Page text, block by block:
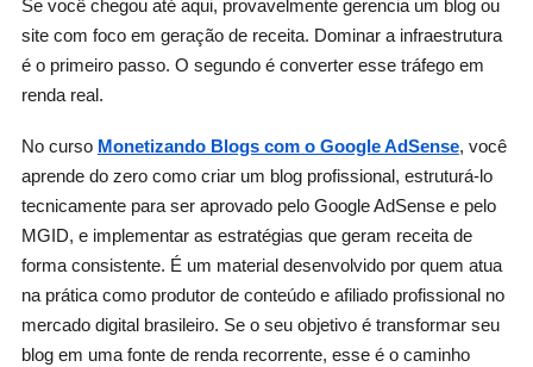
Se você chegou até aqui, provavelmente gerencia um blog ou
site com foco em geração de receita. Dominar a infraestrutura
é o primeiro passo. O segundo é converter esse tráfego em
renda real.
No curso Monetizando Blogs com o Google AdSense, você
aprende do zero como criar um blog profissional, estruturá-lo
tecnicamente para ser aprovado pelo Google AdSense e pelo
MGID, e implementar as estratégias que geram receita de
forma consistente. É um material desenvolvido por quem atua
na prática como produtor de conteúdo e afiliado profissional no
mercado digital brasileiro. Se o seu objetivo é transformar seu
blog em uma fonte de renda recorrente, esse é o caminho